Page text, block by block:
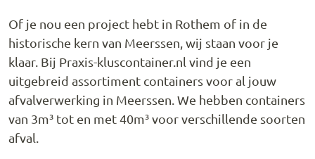
Of je nou een project hebt in Rothem of in de
historische kern van Meerssen, wij staan voor je
klaar. Bij Praxis-kluscontainer.nl vind je een
uitgebreid assortiment containers voor al jouw
afvalverwerking in Meerssen. We hebben containers
van 3m³ tot en met 40m³ voor verschillende soorten
afval.